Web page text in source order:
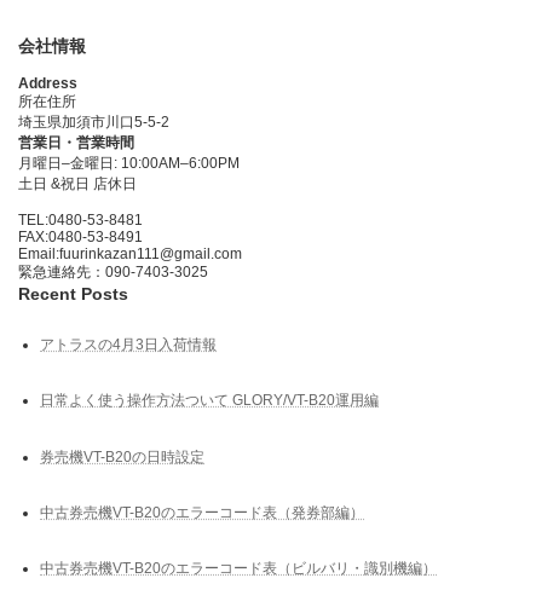
会社情報
Address
所在住所
埼玉県加須市川口5-5-2
営業日・営業時間
月曜日–金曜日: 10:00AM–6:00PM
土日 &祝日 店休日
TEL:0480-53-8481
FAX:0480-53-8491
Email:fuurinkazan111@gmail.com
緊急連絡先：090-7403-3025
Recent Posts
アトラスの4月3日入荷情報
日常よく使う操作方法ついて GLORY/VT-B20運用編
券売機VT-B20の日時設定
中古券売機VT-B20のエラーコード表（発券部編）
中古券売機VT-B20のエラーコード表（ビルバリ・識別機編）